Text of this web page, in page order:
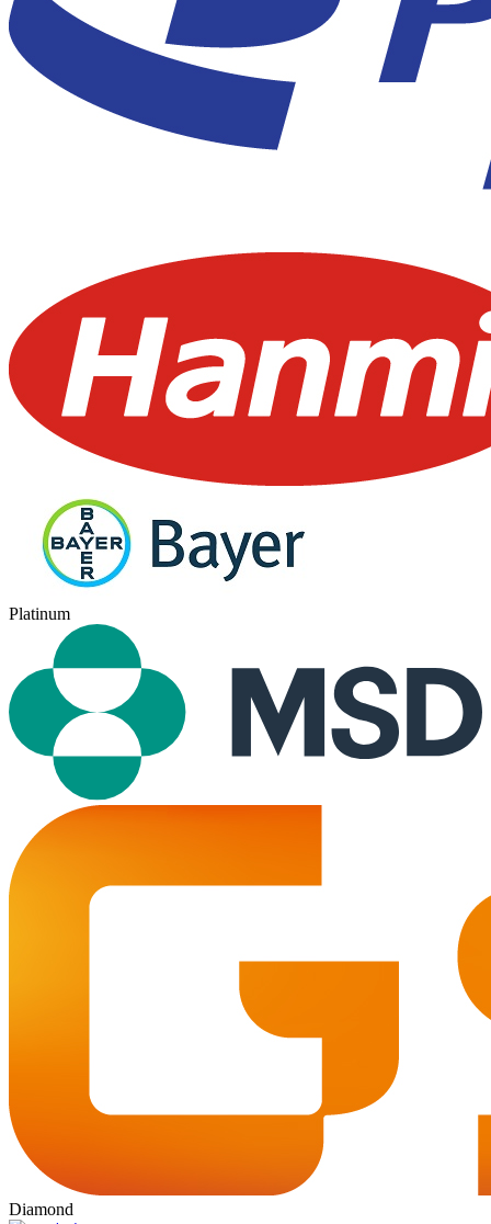
Platinum
Diamond